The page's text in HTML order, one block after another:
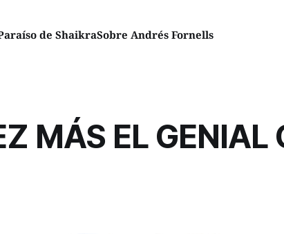
de ShaikraSobre Andrés Fornells
MÁS EL GENIAL